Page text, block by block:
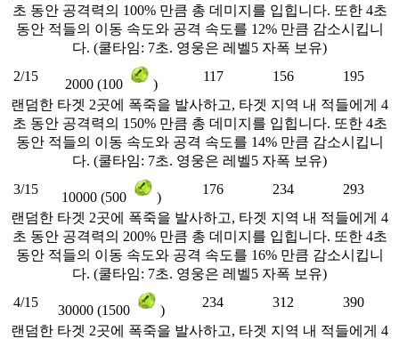
초 동안 공격력의 100% 만큼 총 데미지를 입힙니다. 또한 4초
동안 적들의 이동 속도와 공격 속도를 12% 만큼 감소시킵니
다. (쿨타임: 7초. 영웅은 레벨5 자폭 보유)
2/15
2000 (100 )
117 156
195
랜덤한 타겟 2곳에 폭죽을 발사하고, 타겟 지역 내 적들에게 4
초 동안 공격력의 150% 만큼 총 데미지를 입힙니다. 또한 4초
동안 적들의 이동 속도와 공격 속도를 14% 만큼 감소시킵니
다. (쿨타임: 7초. 영웅은 레벨5 자폭 보유)
3/15
10000 (500 )
176 234
293
랜덤한 타겟 2곳에 폭죽을 발사하고, 타겟 지역 내 적들에게 4
초 동안 공격력의 200% 만큼 총 데미지를 입힙니다. 또한 4초
동안 적들의 이동 속도와 공격 속도를 16% 만큼 감소시킵니
다. (쿨타임: 7초. 영웅은 레벨5 자폭 보유)
4/15
30000 (1500 )
234 312
390
랜덤한 타겟 2곳에 폭죽을 발사하고, 타겟 지역 내 적들에게 4